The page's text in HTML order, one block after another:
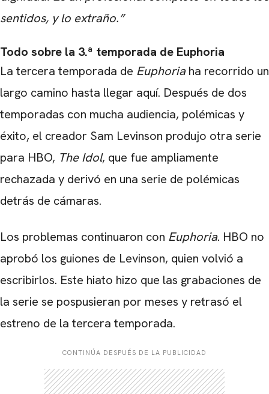
sentidos, y lo extraño.”
Todo sobre la 3.ª temporada de Euphoria
La tercera temporada de Euphoriaha recorrido un
largo camino hasta llegar aquí. Después de dos
temporadas con mucha audiencia, polémicas y
éxito, el creador Sam Levinson produjo otra serie
para HBO, The Idol, que fue ampliamente
rechazada y derivó en una serie de polémicas
detrás de cámaras.
Los problemas continuaron con Euphoria. HBO no
aprobó los guiones de Levinson, quien volvió a
escribirlos. Este hiato hizo que las grabaciones de
la serie se pospusieran por meses y retrasó el
estreno de la tercera temporada.
CONTINÚA DESPUÉS DE LA PUBLICIDAD